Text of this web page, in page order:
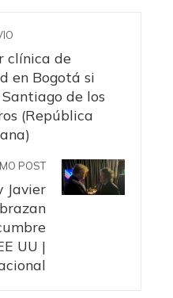
clínica de
en Bogotá si
de los
(República
POST
Javier
UU |